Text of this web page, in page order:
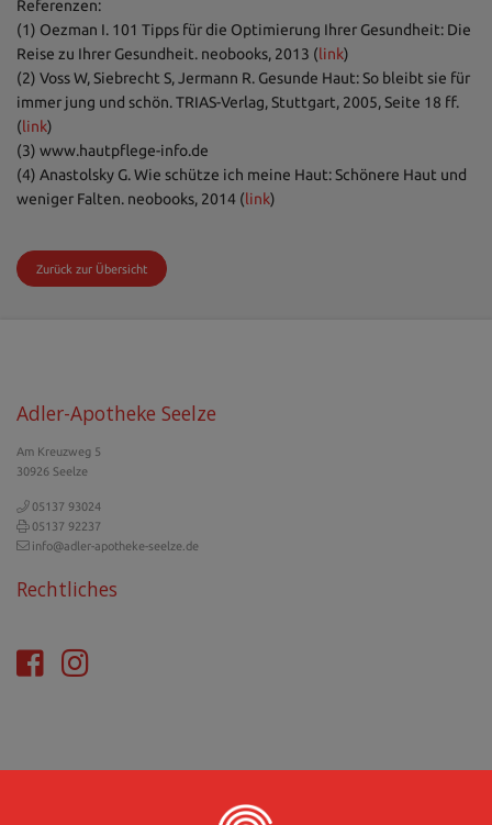
Zurück zur Übersicht
Referenzen:
(1) Oezman I. 101 Tipps für die Optimierung Ihrer Gesundheit: Die
Reise zu Ihrer Gesundheit. neobooks, 2013 (link)
(2) Voss W, Siebrecht S, Jermann R. Gesunde Haut: So bleibt sie für
immer jung und schön. TRIAS-Verlag, Stuttgart, 2005, Seite 18 ff.
(link)
(3) www.hautpflege-info.de
(4) Anastolsky G. Wie schütze ich meine Haut: Schönere Haut und
weniger Falten. neobooks, 2014 (link)
Adler-Apotheke Seelze
Am Kreuzweg 5
30926 Seelze
05137 93024
05137 92237
info@adler-apotheke-seelze.de
Rechtliches